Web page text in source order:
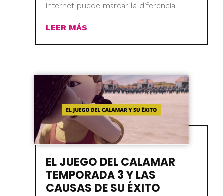
internet puede marcar la diferencia
LEER MÁS
EL JUEGO DEL CALAMAR
TEMPORADA 3 Y LAS
CAUSAS DE SU ÉXITO